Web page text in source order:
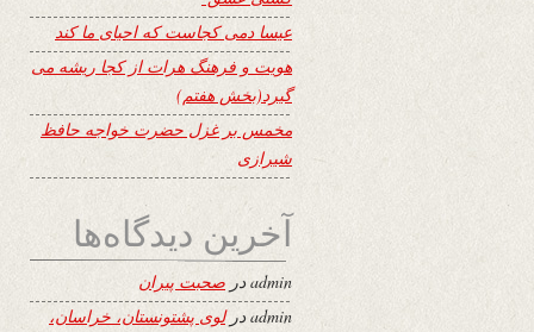
عیسا دمی کجاست که احیای ما کند
هویت و فرهنگ هرات از کجا ریشه می
گیرد(بخش هفتم)
مخمس بر غزل حضرت خواجه حافظ
شیرازی
آخرین دیدگاه‌ها
adminدر صحبت پیران
admin درلوی پشتونستان، خراسان،